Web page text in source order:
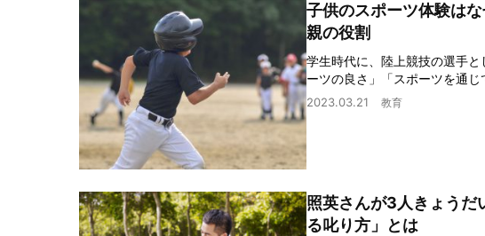
子供のスポーツ体験は
親の役割
学生時代に、陸上競技の選手
ーツの良さ」「スポーツを通
2023.03.21 教育
照英さんが3人きょうだ
る叱り方」とは